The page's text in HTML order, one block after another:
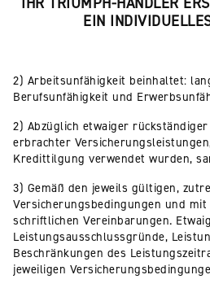
EIN
2) Arbeitsunfähigkeit beinhaltet:
Berufsunfähigkeit und
2) Abzüglich etwaiger
erbrachter
Kredittilgung verwendet wurden,
3) Gemäß den jeweils gültigen,
Versicherungsbedingungen und
schriftlichen Vereinbarungen.
Leistungsausschlussgründe,
Beschränkungen des
jeweiligen